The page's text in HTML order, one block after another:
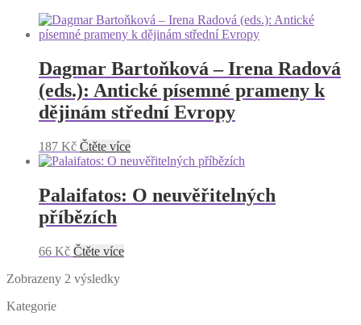
Dagmar Bartoňková – Irena Radová
(eds.): Antické písemné prameny k
dějinám střední Evropy
187 Kč Čtěte více
Palaifatos: O neuvěřitelných
příbězích
66 Kč Čtěte více
Zobrazeny 2 výsledky
Kategorie